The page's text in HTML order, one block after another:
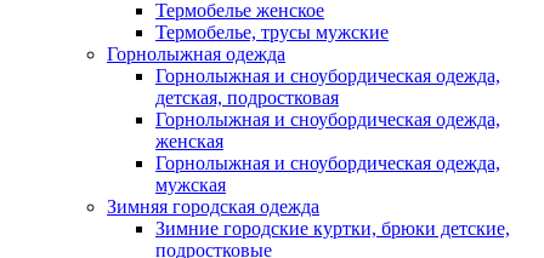
Термобелье женское
Термобелье, трусы мужские
Горнолыжная одежда
Горнолыжная и сноубордическая одежда,
детская, подростковая
Горнолыжная и сноубордическая одежда,
женская
Горнолыжная и сноубордическая одежда,
мужская
Зимняя городская одежда
Зимние городские куртки, брюки детские,
подростковые